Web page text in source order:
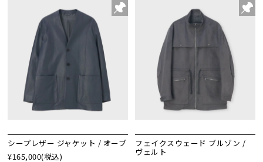
シープレザー ジャケット / オーブ
¥165,000(税込)
フェイクスウェード ブルゾン /
ヴェルト